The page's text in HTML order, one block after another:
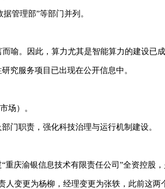
管理部”等部门并列。
喻。因此，算力尤其是智能算力的建设已
究服务项目已出现在公开信息中。
场）。
门职责，强化科技治理与运行机制建设。
庆渝银信息技术有限责任公司”全资控股
变更为杨柳，经理变更为张轶，此前这两